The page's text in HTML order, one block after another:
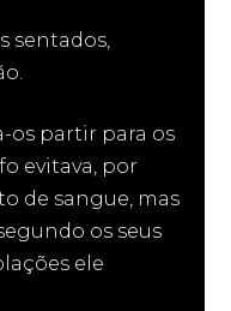
sentados,
os partir para os
evitava, por
de sangue, mas
os seus
ele